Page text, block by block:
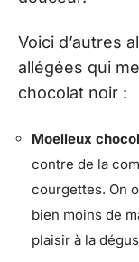
Voici d’autres
allégées qui
chocolat noir :
Moelleux
contre de la
courgettes. On
bien moins de
plaisir à la